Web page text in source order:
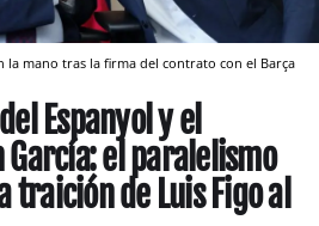
la mano tras la firma del contrato con el Barça
Espanyol y el
el paralelismo
traición de Luis Figo al